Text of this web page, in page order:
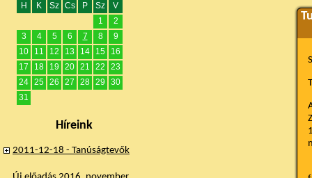
H
K Sz Cs P Sz
V
1
2
3
4 5 6 7 8
9
10
11 12 13 14 15
16
17
18 19 20 21 22
23
24 25 26 27 28 29
30
31
Híreink
2011-12-18 - Tanúságtevők